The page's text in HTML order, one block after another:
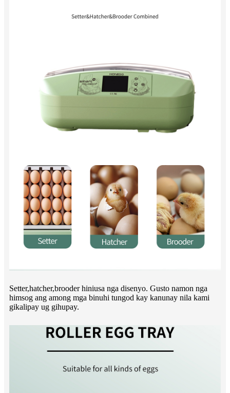
Setter,hatcher,brooder hiniusa nga disenyo. Gusto namon nga
himsog ang among mga binuhi tungod kay kanunay nila kami
gikalipay ug gihupay.